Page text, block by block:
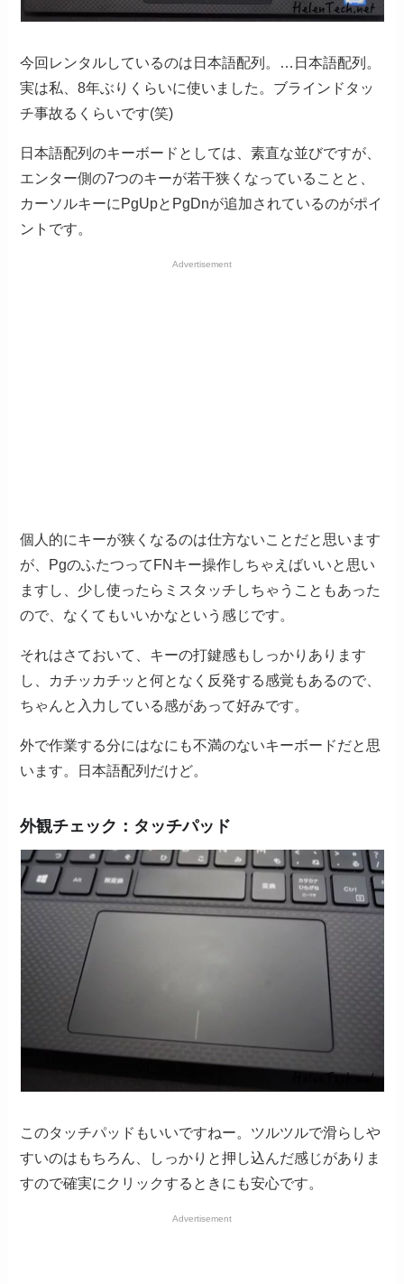
今回レンタルしているのは日本語配列。…日本語配列。
実は私、8年ぶりくらいに使いました。ブラインドタッ
チ事故るくらいです(笑)
日本語配列のキーボードとしては、素直な並びですが、
エンター側の7つのキーが若干狭くなっていることと、
カーソルキーにPgUpとPgDnが追加されているのがポイ
ントです。
Advertisement
個人的にキーが狭くなるのは仕方ないことだと思います
が、PgのふたつってFNキー操作しちゃえばいいと思い
ますし、少し使ったらミスタッチしちゃうこともあった
ので、なくてもいいかなという感じです。
それはさておいて、キーの打鍵感もしっかりあります
し、カチッカチッと何となく反発する感覚もあるので、
ちゃんと入力している感があって好みです。
外で作業する分にはなにも不満のないキーボードだと思
います。日本語配列だけど。
外観チェック：タッチパッド
このタッチパッドもいいですねー。ツルツルで滑らしや
すいのはもちろん、しっかりと押し込んだ感じがありま
すので確実にクリックするときにも安心です。
Advertisement